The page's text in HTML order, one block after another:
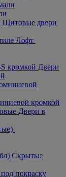
Щитовые двери
Лофт
Двери
кромкой
Двери в
Скрытые